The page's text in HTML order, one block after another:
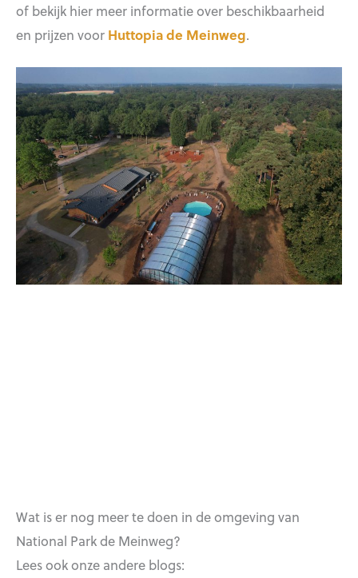
of bekijk hier meer informatie over beschikbaarheid
en prijzen voor Huttopia de Meinweg.
Wat is er nog meer te doen in de omgeving van
National Park de Meinweg?
Lees ook onze andere blogs: